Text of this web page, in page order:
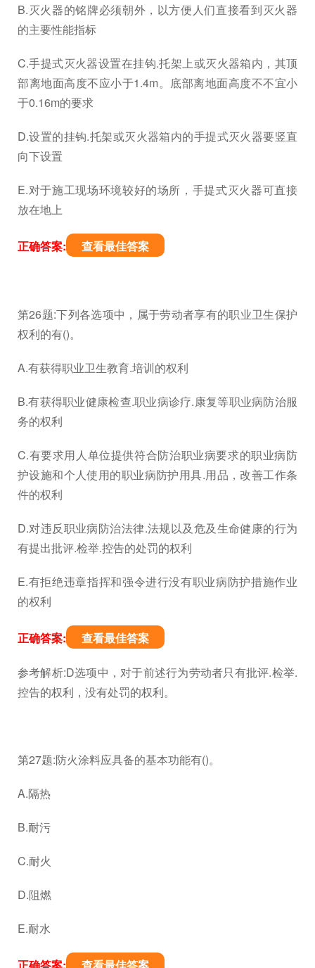
B.灭火器的铭牌必须朝外，以方便人们直接看到灭火器
的主要性能指标
C.手提式灭火器设置在挂钩.托架上或灭火器箱内，其顶
部离地面高度不应小于1.4m。底部离地面高度不不宜小
于0.16m的要求
D.设置的挂钩.托架或灭火器箱内的手提式灭火器要竖直
向下设置
E.对于施工现场环境较好的场所，手提式灭火器可直接
放在地上
正确答案: 查看最佳答案
第26题:下列各选项中，属于劳动者享有的职业卫生保护
权利的有()。
A.有获得职业卫生教育.培训的权利
B.有获得职业健康检查.职业病诊疗.康复等职业病防治服
务的权利
C.有要求用人单位提供符合防治职业病要求的职业病防
护设施和个人使用的职业病防护用具.用品，改善工作条
件的权利
D.对违反职业病防治法律.法规以及危及生命健康的行为
有提出批评.检举.控告的处罚的权利
E.有拒绝违章指挥和强令进行没有职业病防护措施作业
的权利
正确答案: 查看最佳答案
参考解析:D选项中，对于前述行为劳动者只有批评.检举.
控告的权利，没有处罚的权利。
第27题:防火涂料应具备的基本功能有()。
A.隔热
B.耐污
C.耐火
D.阻燃
E.耐水